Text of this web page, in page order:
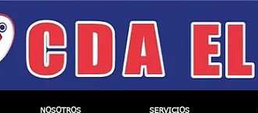
Amortiguadores. Puntos de
Amortiguador UIO
NOSOTROS SERVICIOS